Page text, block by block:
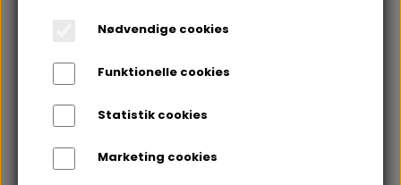
ANSIGT
FOUNDATION
BLUSH
BRYN
GEL
ØJNE
HUDPLEJE
ØJENCREME
HÅRPLEJE
SHAMPOO
Nødvendige cookies
Funktionelle cookies
Statistik cookies
Marketing cookies